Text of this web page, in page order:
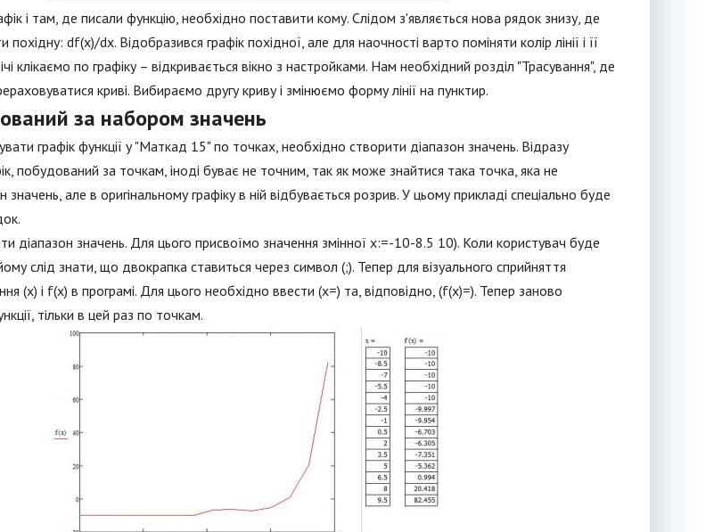
і там, де писали функцію, необхідно поставити кому. Слідом з'являється нова рядок знизу, де
df(x)/dx. Відобразився графік похідної, але для наочності варто поміняти колір лінії і її
клікаємо по графіку – відкривається вікно з настройками. Нам необхідний розділ "Трасування", де
криві. Вибираємо другу криву і змінюємо форму лінії на пунктир.
за набором значень
графік функції у "Маткад 15" по точках, необхідно створити діапазон значень. Відразу
побудований за точкам, іноді буває не точним, так як може знайтися така точка, яка не
значень, але в оригінальному графіку в ній відбувається розрив. У цьому прикладі спеціально буде
діапазон значень. Для цього присвоїмо значення змінної x:=-10-8.5 10). Коли користувач буде
слід знати, що двокрапка ставиться через символ (;). Тепер для візуального сприйняття
(х) і f(x) в програмі. Для цього необхідно ввести (х=) та, відповідно, (f(x)=). Тепер заново
тільки в цей раз по точкам.